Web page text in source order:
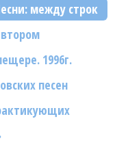
между строк
1996г.
песен